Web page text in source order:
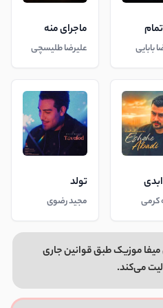
بابایی
ماجرای منه
علیرضا طلیسچی
کرمی
تولد
مجید رضوی
موزیک طبق قوانین جاری
می‌کند.